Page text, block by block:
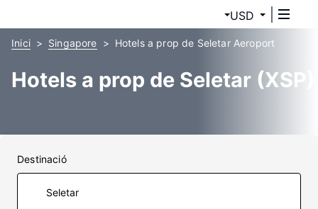
USD
Inici Singapore Hotels a prop de Seletar Aeroport
Hotels a prop de Seletar (XSP)
Destinació